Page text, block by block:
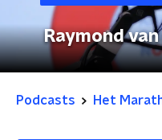
Raymond
Podcasts Het